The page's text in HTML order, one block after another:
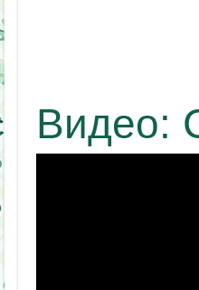
Видео: